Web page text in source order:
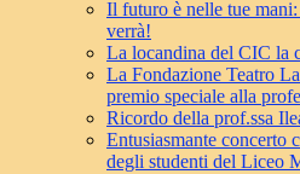
Il futuro è nelle tue
verrà!
La locandina del CIC la
La Fondazione Teatro
premio speciale alla
Ricordo della prof.ssa
Entusiasmante concerto
degli studenti del Liceo